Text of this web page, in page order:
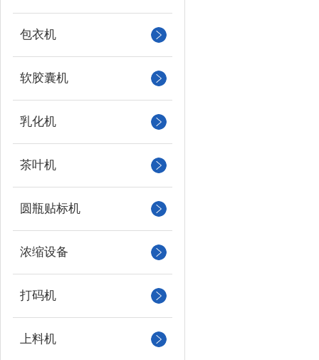
包衣机
软胶囊机
乳化机
茶叶机
圆瓶贴标机
浓缩设备
打码机
上料机